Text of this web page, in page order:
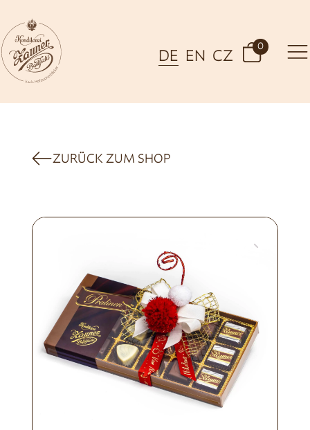
DE EN CZ
0
ZURÜCK ZUM SHOP